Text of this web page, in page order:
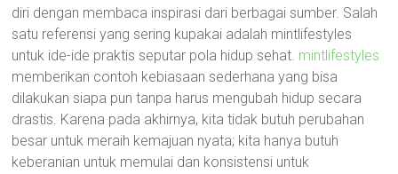
diri dengan membaca inspirasi dari berbagai sumber. Salah
satu referensi yang sering kupakai adalah mintlifestyles
untuk ide-ide praktis seputar pola hidup sehat. mintlifestyles
memberikan contoh kebiasaan sederhana yang bisa
dilakukan siapa pun tanpa harus mengubah hidup secara
drastis. Karena pada akhirnya, kita tidak butuh perubahan
besar untuk meraih kemajuan nyata; kita hanya butuh
keberanian untuk memulai dan konsistensi untuk